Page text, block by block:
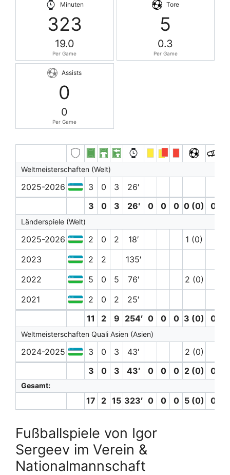
Minuten
323
19.0
Per Game
Tore
5
0.3
Per Game
Assists
0
0
Per Game
Weltmeisterschaften (Welt)
2025-2026 3 0 3
26′
3
0 3 26′ 0 0 0 0 (0) 0
Länderspiele (Welt)
2025-2026 2 0 2 18′
1 (0)
2023
2 2
135′
2022
5 0 5 76′
2 (0)
2021
2 0 2
25′
11
2 9 254′ 0 0 0 3 (0) 0
Weltmeisterschaften Quali Asien (Asien)
2024-2025 3 0 3 43′
2 (0)
3
0 3 43′ 0 0 0 2 (0) 0
Gesamt:
17 2 15 323′ 0 0 0 5 (0) 0
Fußballspiele von Igor
Sergeev im Verein &
Nationalmannschaft